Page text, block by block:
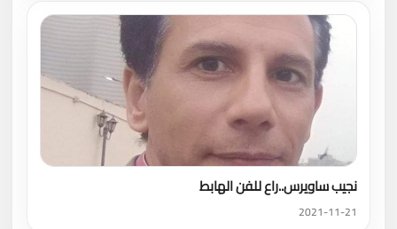
نجيب ساويرس..راع للفن الهابط
2021-11-21